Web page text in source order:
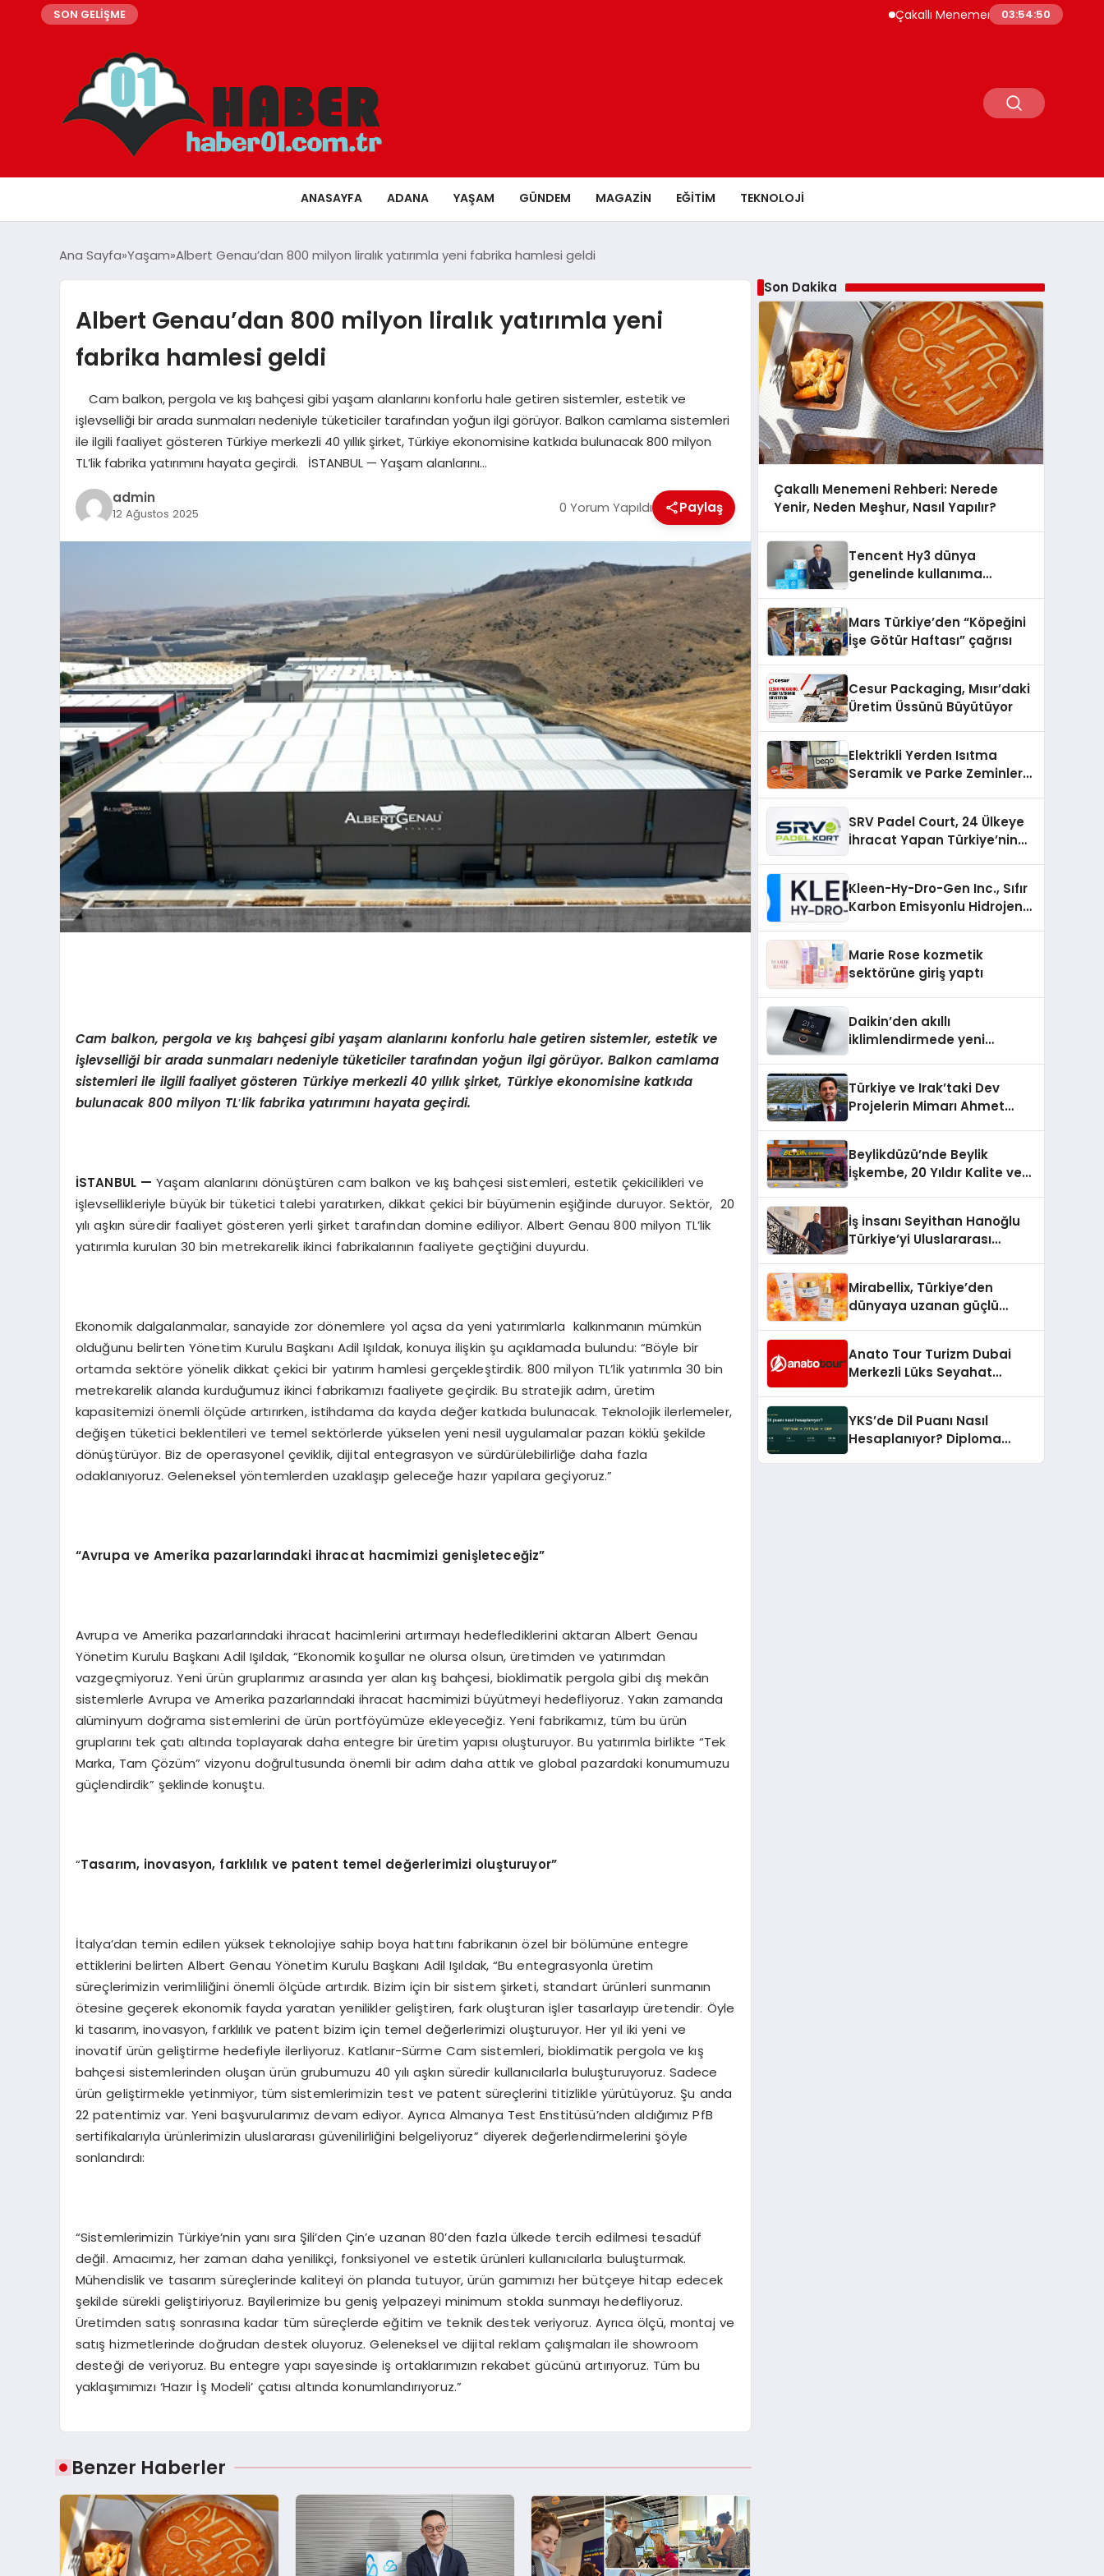
SON GELİŞME Çakallı Menemeni Rehberi: Nerede Yenir,
03:54:51
ANASAYFA ADANA YAŞAM GÜNDEM MAGAZIN EĞITIM TEKNOLOJI
Ana Sayfa Yaşam Albert Genau’dan 800 milyon liralık yatırımla yeni fabrika hamlesi geldi
Albert Genau’dan 800 milyon liralık yatırımla yeni
fabrika hamlesi geldi
Cam balkon, pergola ve kış bahçesi gibi yaşam alanlarını konforlu hale getiren sistemler, estetik ve
işlevselliği bir arada sunmaları nedeniyle tüketiciler tarafından yoğun ilgi görüyor. Balkon camlama sistemleri
ile ilgili faaliyet gösteren Türkiye merkezli 40 yıllık şirket, Türkiye ekonomisine katkıda bulunacak 800 milyon
TL’lik fabrika yatırımını hayata geçirdi. İSTANBUL — Yaşam alanlarını…
admin
12 Ağustos 2025 0 Yorum Yapıldı Paylaş
Cam balkon, pergola ve kış bahçesi gibi yaşam alanlarını konforlu hale getiren sistemler, estetik ve
işlevselliği bir arada sunmaları nedeniyle tüketiciler tarafından yoğun ilgi görüyor. Balkon camlama
sistemleri ile ilgili faaliyet gösteren Türkiye merkezli 40 yıllık şirket, Türkiye ekonomisine katkıda
bulunacak 800 milyon TL’lik fabrika yatırımını hayata geçirdi.
İSTANBUL — Yaşam alanlarını dönüştüren cam balkon ve kış bahçesi sistemleri, estetik çekicilikleri ve
işlevsellikleriyle büyük bir tüketici talebi yaratırken, dikkat çekici bir büyümenin eşiğinde duruyor. Sektör, 20
yılı aşkın süredir faaliyet gösteren yerli şirket tarafından domine ediliyor. Albert Genau 800 milyon TL’lik
yatırımla kurulan 30 bin metrekarelik ikinci fabrikalarının faaliyete geçtiğini duyurdu.
Ekonomik dalgalanmalar, sanayide zor dönemlere yol açsa da yeni yatırımlarla kalkınmanın mümkün
olduğunu belirten Yönetim Kurulu Başkanı Adil Işıldak, konuya ilişkin şu açıklamada bulundu: “Böyle bir
ortamda sektöre yönelik dikkat çekici bir yatırım hamlesi gerçekleştirdik. 800 milyon TL’lik yatırımla 30 bin
metrekarelik alanda kurduğumuz ikinci fabrikamızı faaliyete geçirdik. Bu stratejik adım, üretim
kapasitemizi önemli ölçüde artırırken, istihdama da kayda değer katkıda bulunacak. Teknolojik ilerlemeler,
değişen tüketici beklentileri ve temel sektörlerde yükselen yeni nesil uygulamalar pazarı köklü şekilde
dönüştürüyor. Biz de operasyonel çeviklik, dijital entegrasyon ve sürdürülebilirliğe daha fazla
odaklanıyoruz. Geleneksel yöntemlerden uzaklaşıp geleceğe hazır yapılara geçiyoruz.”
“Avrupa ve Amerika pazarlarındaki ihracat hacmimizi genişleteceğiz”
Avrupa ve Amerika pazarlarındaki ihracat hacimlerini artırmayı hedeflediklerini aktaran Albert Genau
Yönetim Kurulu Başkanı Adil Işıldak, “Ekonomik koşullar ne olursa olsun, üretimden ve yatırımdan
vazgeçmiyoruz. Yeni ürün gruplarımız arasında yer alan kış bahçesi, bioklimatik pergola gibi dış mekân
sistemlerle Avrupa ve Amerika pazarlarındaki ihracat hacmimizi büyütmeyi hedefliyoruz. Yakın zamanda
alüminyum doğrama sistemlerini de ürün portföyümüze ekleyeceğiz. Yeni fabrikamız, tüm bu ürün
gruplarını tek çatı altında toplayarak daha entegre bir üretim yapısı oluşturuyor. Bu yatırımla birlikte “Tek
Marka, Tam Çözüm” vizyonu doğrultusunda önemli bir adım daha attık ve global pazardaki konumumuzu
güçlendirdik” şeklinde konuştu.
“Tasarım, inovasyon, farklılık ve patent temel değerlerimizi oluşturuyor”
İtalya’dan temin edilen yüksek teknolojiye sahip boya hattını fabrikanın özel bir bölümüne entegre
ettiklerini belirten Albert Genau Yönetim Kurulu Başkanı Adil Işıldak, “Bu entegrasyonla üretim
süreçlerimizin verimliliğini önemli ölçüde artırdık. Bizim için bir sistem şirketi, standart ürünleri sunmanın
ötesine geçerek ekonomik fayda yaratan yenilikler geliştiren, fark oluşturan işler tasarlayıp üretendir. Öyle
ki tasarım, inovasyon, farklılık ve patent bizim için temel değerlerimizi oluşturuyor. Her yıl iki yeni ve
inovatif ürün geliştirme hedefiyle ilerliyoruz. Katlanır-Sürme Cam sistemleri, bioklimatik pergola ve kış
bahçesi sistemlerinden oluşan ürün grubumuzu 40 yılı aşkın süredir kullanıcılarla buluşturuyoruz. Sadece
ürün geliştirmekle yetinmiyor, tüm sistemlerimizin test ve patent süreçlerini titizlikle yürütüyoruz. Şu anda
22 patentimiz var. Yeni başvurularımız devam ediyor. Ayrıca Almanya Test Enstitüsü’nden aldığımız PfB
sertifikalarıyla ürünlerimizin uluslararası güvenilirliğini belgeliyoruz” diyerek değerlendirmelerini şöyle
sonlandırdı:
“Sistemlerimizin Türkiye’nin yanı sıra Şili’den Çin’e uzanan 80’den fazla ülkede tercih edilmesi tesadüf
değil. Amacımız, her zaman daha yenilikçi, fonksiyonel ve estetik ürünleri kullanıcılarla buluşturmak.
Mühendislik ve tasarım süreçlerinde kaliteyi ön planda tutuyor, ürün gamımızı her bütçeye hitap edecek
şekilde sürekli geliştiriyoruz. Bayilerimize bu geniş yelpazeyi minimum stokla sunmayı hedefliyoruz.
Üretimden satış sonrasına kadar tüm süreçlerde eğitim ve teknik destek veriyoruz. Ayrıca ölçü, montaj ve
satış hizmetlerinde doğrudan destek oluyoruz. Geleneksel ve dijital reklam çalışmaları ile showroom
desteği de veriyoruz. Bu entegre yapı sayesinde iş ortaklarımızın rekabet gücünü artırıyoruz. Tüm bu
yaklaşımımızı ‘Hazır İş Modeli’ çatısı altında konumlandırıyoruz.”
Benzer Haberler
Son Dakika
Çakallı Menemeni Rehberi: Nerede
Yenir, Neden Meşhur, Nasıl Yapılır?
Tencent Hy3 dünya
genelinde kullanıma
Mars Türkiye’den “Köpeğini
İşe Götür Haftası” çağrısı
Cesur Packaging, Mısır’daki
Üretim Üssünü Büyütüyor
Elektrikli Yerden Isıtma
Seramik ve Parke Zeminler
SRV Padel Court, 24 Ülkeye
İhracat Yapan Türkiye’nin
Kleen-Hy-Dro-Gen Inc., Sıfır
Karbon Emisyonlu Hidrojen
Aldı
Marie Rose kozmetik
sektörüne giriş yaptı
Daikin’den akıllı
iklimlendirmede yeni
Türkiye ve Irak’taki Dev
Projelerin Mimarı Ahmet
Holding Industrial City”
Projesini Hayata Geçirecek
Beylikdüzü’nde Beylik
İşkembe, 20 Yıldır Kalite ve
İş İnsanı Seyithan Hanoğlu
Türkiye’yi Uluslararası
Mirabellix, Türkiye’den
dünyaya uzanan güçlü
Anato Tour Turizm Dubai
Merkezli Lüks Seyahat
YKS’de Dil Puanı Nasıl
Hesaplanıyor? Diploma